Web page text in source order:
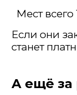
во всеоружии
🎁 Мастер-
подноса—
для кухни